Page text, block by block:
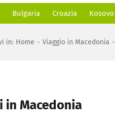
Bulgaria Croazia Kosovo
in: Home - Viaggio in Macedonia -
in Macedonia